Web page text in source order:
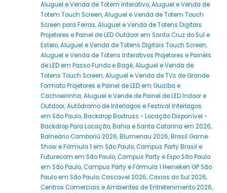
Aluguel e Venda de Totem Interativo,Aluguel e Venda de
Totem Touch Screen,Aluguel e Venda de Totem Touch
Screen para Feiras,Aluguel e Venda de Totens Digitais
Projetores e Painel de LED Outdoor em Santa Cruz do Sul e
Esteio,Aluguel e Venda de Totens Digitais Touch Screen,
Aluguel e Venda de Totens Interativos Projetores e Painéis
de LED em Passo Fundo e Bagé,Aluguel e Venda de
Totens Touch Screen,Aluguel e Venda de TVs de Grande
Formato Projetores e Painel de LED em Guaíba e
Cachoeirinha,Aluguel e Vende de Painel de LED Indoor e
Outdoor,Autódromo de Interlagos e Festival Interlagos
em São Paulo,Backdrop Boxtruss - Locação Disponível -
Backdrop Para Locação,Bahia e Santa Catarina em 2026,
Balneário Camboriú 2026,Blumenau 2026,Brasil Game
Show e Fórmula 1 em São Paulo,Campus Party Brasil e
Futurecom em São Paulo,Campus Party e Expo São Paulo
em São Paulo,Campus Party e Fórmula 1 Heineken GP São
Paulo em São Paulo,Cascavel 2026,Caxias do Sul 2026,
Centros Comerciais e Ambientes de Entretenimento 2026,